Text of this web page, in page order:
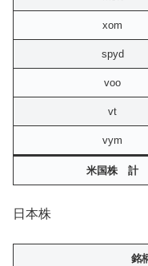
xom
spyd
voo
vt
vym
米国株 計
日本株
銘